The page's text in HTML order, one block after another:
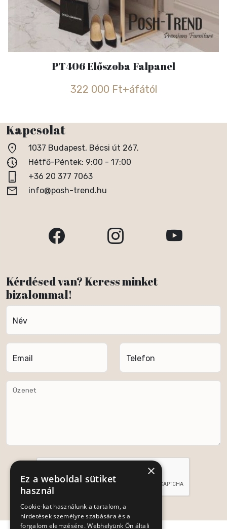
PT406 Előszoba Falpanel
322 000 Ft+áfától
Kapcsolat
location_on 1037 Budapest, Bécsi út 267.
nest_clock_farsight_analog Hétfő-Péntek: 9:00 - 17:00
phone_iphone +36 20 377 7063
email info@posh-trend.hu
Kérdésed van? Keress minket
bizalommal!
Név
Email Telefon
Üzenet
Küldés
×
Ez a weboldal sütiket
használ
Cookie-kat használunk a tartalom, a
hirdetések személyre szabására és a
forgalom elemzésére. Webhelyünk Ön általi